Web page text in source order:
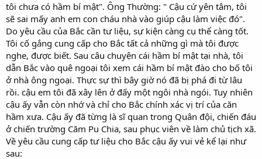
tôi chưa có hầm bí mật". Ông Thường: " Cậu cứ yên tâm, tôi
sẽ sai mấy anh em con cháu nhà vào giúp cậu làm việc đó".
Do yêu cầu của Bắc cần tư liệu, sự kiện càng cụ thể càng tốt.
Tôi cố gắng cung cấp cho Bắc tất cả những gì mà tôi được
nghe, được biết. Sau câu chuyện cái hầm bí mật tại nhà, tôi
dẫn Bắc vào quê ngoại tôi xem cái hầm bí mật đào cho bố tôi
ở nhà ông ngoại. Thực sự thì bây giờ nó đã bị phá đi từ lâu
rồi. cậu em tôi đã xây lên ở đấy một ngôi nhà ngói. Tuy nhiên
cậu ấy vẫn còn nhớ và chỉ cho Bắc chính xác vị trí của căn
hầm xưa. Cậu ấy đã từng là sĩ quan trong Quân đội, chiến đáu
ở chiến trường Căm Pu Chia, sau phục viên về làm chủ tịch xã.
Về yêu cầu cung cấp tư liệu cho Bắc cậu ấy vui vẻ kể lại như
sau: